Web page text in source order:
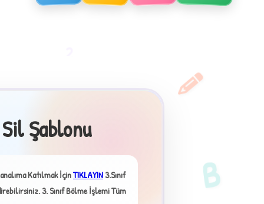
Şablonu
Katılmak İçinTIKLAYIN3.Sınıf
3. Sınıf Bölme İşlemi Tüm B